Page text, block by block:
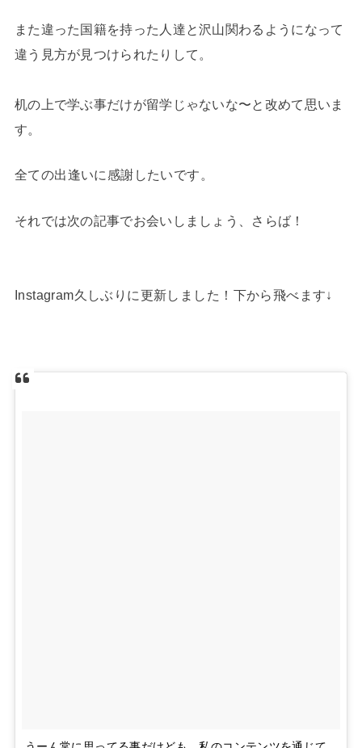
また違った国籍を持った人達と沢山関わるようになって
違う見方が見つけられたりして。
机の上で学ぶ事だけが留学じゃないな〜と改めて思いま
す。
全ての出逢いに感謝したいです。
それでは次の記事でお会いしましょう、さらば！
Instagram久しぶりに更新しました！下から飛べます↓